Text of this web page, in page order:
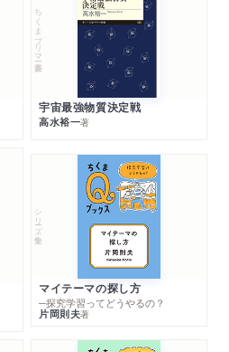
ちくまプリマー新書
宇宙最強物質決定戦
高水裕一著
シリーズ・全集
マイテーマの探し方
─探究学習ってどうやるの？
片岡則夫著